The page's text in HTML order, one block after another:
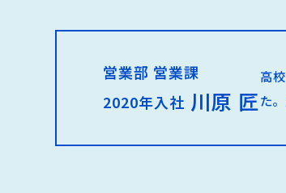
営業部 営業課
2020年入社 川原 匠
高
た